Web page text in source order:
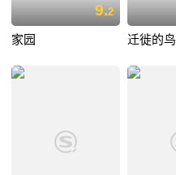
9.2
家园 迁徙的鸟